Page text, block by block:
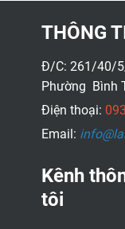
THÔNG
Đ/C: 261/40/
Phường Bình
Điện thoại:
Email:
Kênh
tôi